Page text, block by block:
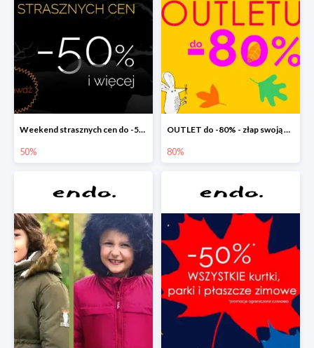
Weekend strasznych cen do -50%
50%
OUTLET do -80% - złap swoją okazję !
80%